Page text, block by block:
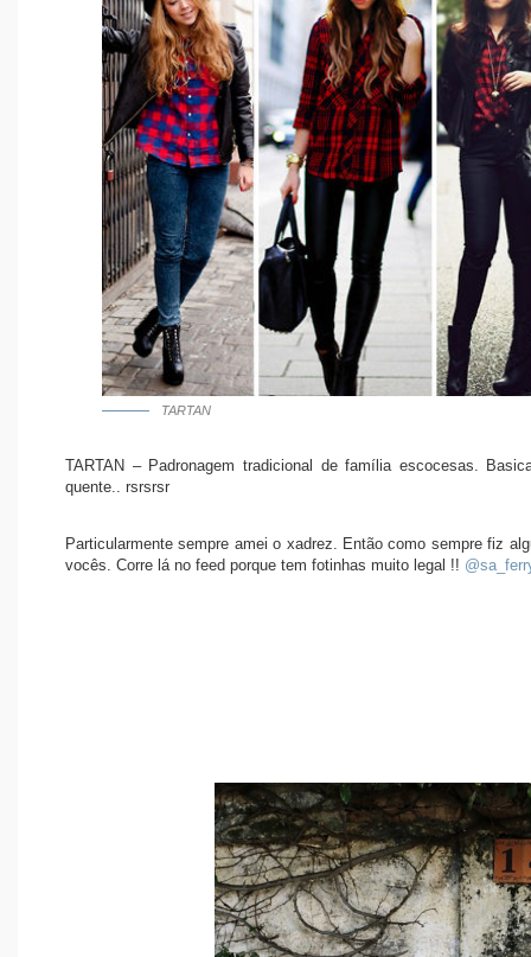
TARTAN
TARTAN – Padronagem tradicional de família escocesas.
quente.. rsrsrsr
Particularmente sempre amei o xadrez. Então como sempre fiz
vocês. Corre lá no feed porque tem fotinhas muito legal !!